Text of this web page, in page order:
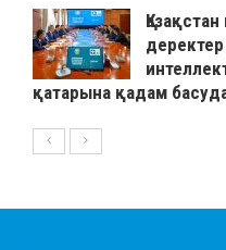
қатарына қадам